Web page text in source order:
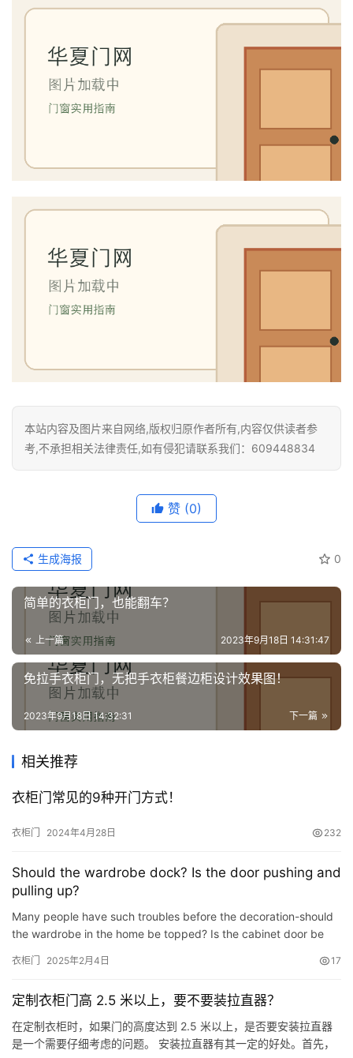
本站内容及图片来自网络,版权归原作者所有,内容仅供读者参
考,不承担相关法律责任,如有侵犯请联系我们：609448834
赞 (0)
0
生成海报
简单的衣柜门，也能翻车？
上一篇 2023年9月18日 14:31:47
免拉手衣柜门，无把手衣柜餐边柜设计效果图！
下一篇
2023年9月18日 14:32:31
相关推荐
衣柜门常见的9种开门方式！
衣柜门 2024年4月28日 232
Should the wardrobe dock? Is the door pushing and
pulling up?
Many people have such troubles before the decoration-should
the wardrobe in the home be topped? Is the cabinet door be
要 衣櫃做到頂可…
衣柜门 2025年2月4日 17
定制衣柜门高 2.5 米以上，要不要装拉直器？
在定制衣柜时，如果门的高度达到 2.5 米以上，是否要安装拉直器
是一个需要仔细考虑的问题。 安装拉直器有其一定的好处。首先，